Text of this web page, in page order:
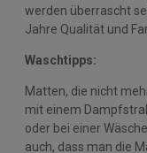
werden überrascht
Jahre Qualität und
Waschtipps:
Matten, die nicht
mit einem
oder bei einer
auch, dass man die